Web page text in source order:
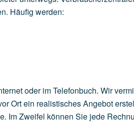
Häufig werden:
oder im Telefonbuch. Wir
Ort ein realistisches Angebot
Im Zweifel können Sie jede